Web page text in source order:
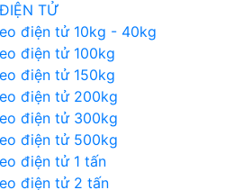
TỬ
điện tử 10kg - 40kg
điện tử 100kg
điện tử 150kg
điện tử 200kg
điện tử 300kg
điện tử 500kg
điện tử 1 tấn
điện tử 2 tấn